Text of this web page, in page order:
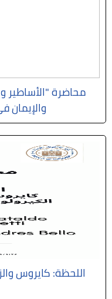
محاضرة "الأساطير
والإيمان
اللحظة: كايروس